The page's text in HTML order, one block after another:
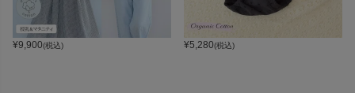
¥9,900(税込) ¥5,280(税込)